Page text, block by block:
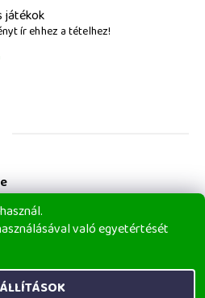
játékok
ír ehhez a tételhez!
való egyetértését